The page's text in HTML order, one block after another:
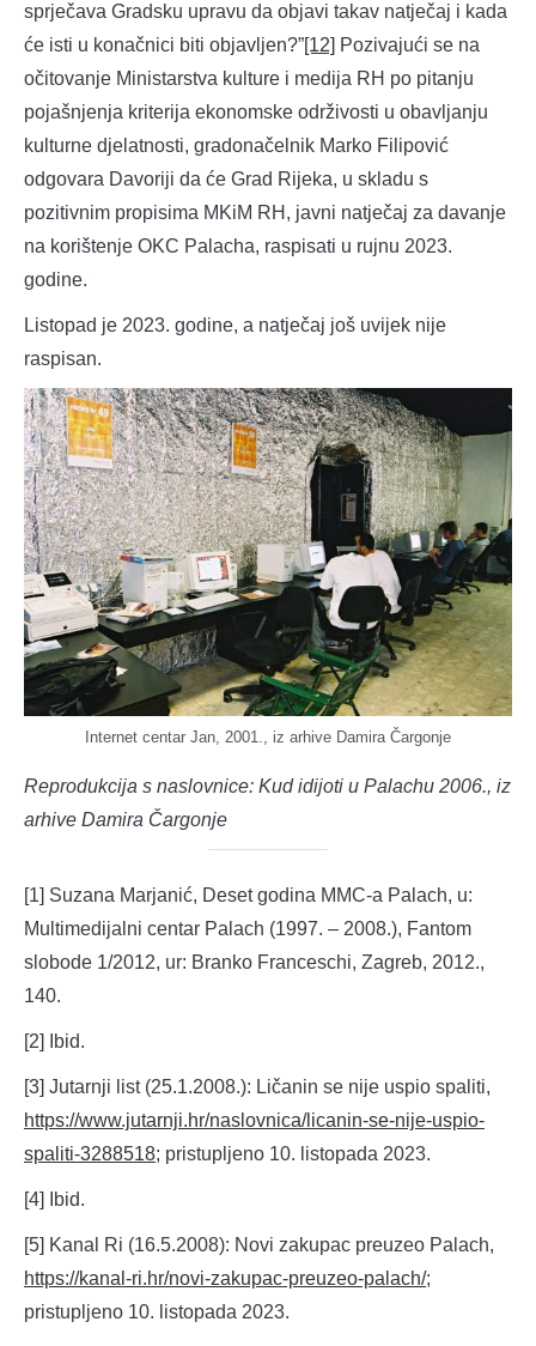
sprječava Gradsku upravu da objavi takav natječaj i kada
će isti u konačnici biti objavljen?”[12] Pozivajući se na
očitovanje Ministarstva kulture i medija RH po pitanju
pojašnjenja kriterija ekonomske održivosti u obavljanju
kulturne djelatnosti, gradonačelnik Marko Filipović
odgovara Davoriji da će Grad Rijeka, u skladu s
pozitivnim propisima MKiM RH, javni natječaj za davanje
na korištenje OKC Palacha, raspisati u rujnu 2023.
godine.
Listopad je 2023. godine, a natječaj još uvijek nije
raspisan.
Internet centar Jan, 2001., iz arhive Damira Čargonje
Reprodukcija s naslovnice: Kud idijoti u Palachu 2006., iz
arhive Damira Čargonje
[1] Suzana Marjanić, Deset godina MMC-a Palach, u:
Multimedijalni centar Palach (1997. – 2008.), Fantom
slobode 1/2012, ur: Branko Franceschi, Zagreb, 2012.,
140.
[2] Ibid.
[3] Jutarnji list (25.1.2008.): Ličanin se nije uspio spaliti,
https://www.jutarnji.hr/naslovnica/licanin-se-nije-uspio-
spaliti-3288518; pristupljeno 10. listopada 2023.
[4] Ibid.
[5] Kanal Ri (16.5.2008): Novi zakupac preuzeo Palach,
https://kanal-ri.hr/novi-zakupac-preuzeo-palach/;
pristupljeno 10. listopada 2023.